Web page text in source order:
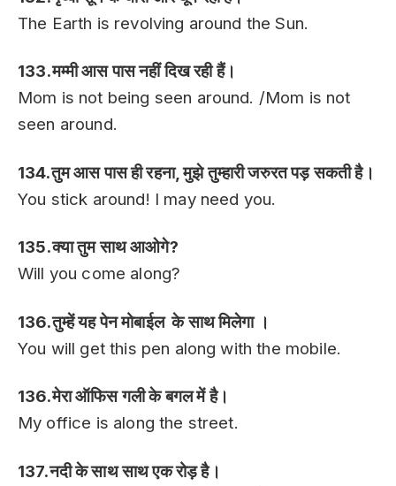
The Earth is revolving around the Sun.
133.मम्मी आस पास नहीं दिख रही हैं।
Mom is not being seen around. /Mom is not
seen around.
134.तुम आस पास ही रहना, मुझे तुम्हारी जरुरत पड़ सकती है।
You stick around! I may need you.
135.क्या तुम साथ आओगे?
Will you come along?
136.तुम्हें यह पेन मोबाईल के साथ मिलेगा ।
You will get this pen along with the mobile.
136.मेरा ऑफिस गली के बगल में है।
My office is along the street.
137.नदी के साथ साथ एक रोड़ है।